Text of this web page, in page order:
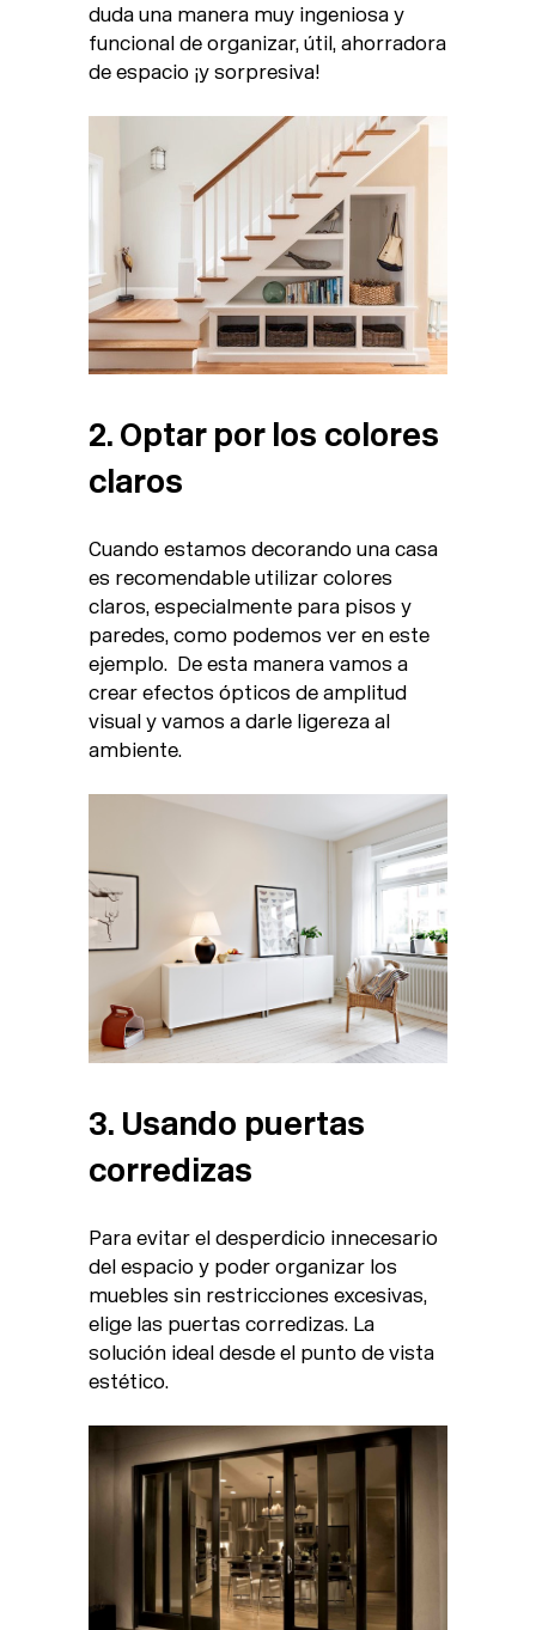
duda una manera muy ingeniosa y
funcional de organizar, útil, ahorradora
de espacio ¡y sorpresiva!
2. Optar por los colores
claros
Cuando estamos decorando una casa
es recomendable utilizar colores
claros, especialmente para pisos y
paredes, como podemos ver en este
ejemplo. De esta manera vamos a
crear efectos ópticos de amplitud
visual y vamos a darle ligereza al
ambiente.
3. Usando puertas
corredizas
Para evitar el desperdicio innecesario
del espacio y poder organizar los
muebles sin restricciones excesivas,
elige las puertas corredizas. La
solución ideal desde el punto de vista
estético.